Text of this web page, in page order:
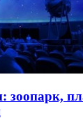
зоопарк,